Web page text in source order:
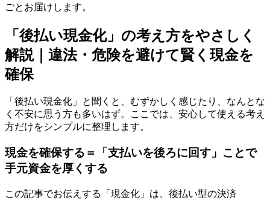
ごとお届けします。
「後払い現金化」の考え方をやさしく
解説｜違法・危険を避けて賢く現金を
確保
「後払い現金化」と聞くと、むずかしく感じたり、なんとな
く不安に思う方も多いはず。ここでは、安心して使える考え
方だけをシンプルに整理します。
現金を確保する＝「支払いを後ろに回す」ことで
手元資金を厚くする
この記事でお伝えする「現金化」は、後払い型の決済